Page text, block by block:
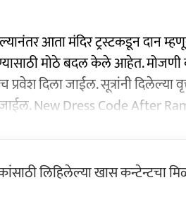
आता मंदिर ट्रस्टकडून दान
मोठे बदल केले आहेत. मोजणी
दिला जाईल. सूत्रांनी दिलेल्या
जाईल. New Dress Code After
लिहिलेल्या खास कन्टेन्टचा